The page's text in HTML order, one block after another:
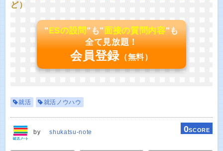
ど）
"ESの設問"も"面接の質問内容"も
全て見放題！
会員登録 （無料）
就活 就活ノウハウ
by shukatsu-note 0SCORE